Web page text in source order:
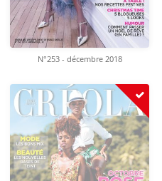
N°253 - décembre 2018